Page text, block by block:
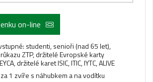
on-line
studenti, senioři (nad 65 let),
ZTP, držitelé Evropské karty
držitelé karet ISIC, ITIC, IYTC, ALIVE
1 zvíře s náhubkem a na vodítku